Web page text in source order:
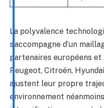
La polyvalence
s’accompagne d’un
partenaires européens et
Peugeot, Citroën,
ajustent leur propre
environnement